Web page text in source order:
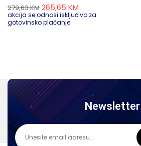
279,63KM 265,65 KM
akcija se odnosi isključivo za
gotovinsko plaćanje
Newsletter